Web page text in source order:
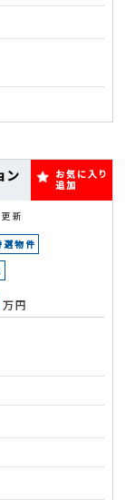
ン
お気に入り
追加
新
選物件
万円